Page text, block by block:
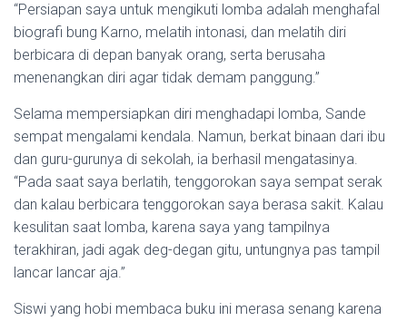
“Persiapan saya untuk mengikuti lomba adalah menghafal
biografi bung Karno, melatih intonasi, dan melatih diri
berbicara di depan banyak orang, serta berusaha
menenangkan diri agar tidak demam panggung.”
Selama mempersiapkan diri menghadapi lomba, Sande
sempat mengalami kendala. Namun, berkat binaan dari ibu
dan guru-gurunya di sekolah, ia berhasil mengatasinya.
“Pada saat saya berlatih, tenggorokan saya sempat serak
dan kalau berbicara tenggorokan saya berasa sakit. Kalau
kesulitan saat lomba, karena saya yang tampilnya
terakhiran, jadi agak deg-degan gitu, untungnya pas tampil
lancar lancar aja.”
Siswi yang hobi membaca buku ini merasa senang karena